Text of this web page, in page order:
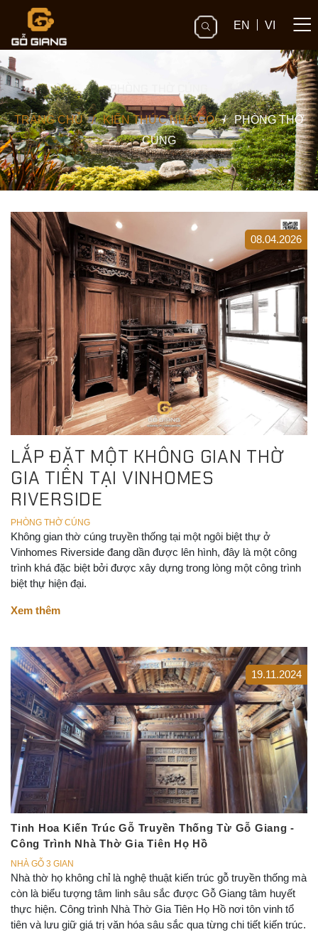
EN VI
PHÒNG THỜ CÚNG
TRANG CHỦ / KIẾN THỨC NHÀ GỖ /
PHÒNG THỜ
CÚNG
LẮP ĐẶT MỘT KHÔNG GIAN THỜ
GIA TIÊN TẠI VINHOMES
RIVERSIDE
PHÒNG THỜ CÚNG
08.04.2026
Không gian thờ cúng truyền thống tại một ngôi biệt thự ở
Vinhomes Riverside đang dần được lên hình, đây là một công
trình khá đặc biệt bởi được xây dựng trong lòng một công trình
biệt thự hiện đại.
Xem thêm
Tinh Hoa Kiến Trúc Gỗ Truyền Thống Từ Gỗ Giang -
Công Trình Nhà Thờ Gia Tiên Họ Hồ
NHÀ GỖ 3 GIAN
19.11.2024
Nhà thờ họ không chỉ là nghệ thuật kiến trúc gỗ truyền thống mà
còn là biểu tượng tâm linh sâu sắc được Gỗ Giang tâm huyết
thực hiện. Công trình Nhà Thờ Gia Tiên Họ Hồ nơi tôn vinh tổ
tiên và lưu giữ giá trị văn hóa sâu sắc qua từng chi tiết kiến trúc.